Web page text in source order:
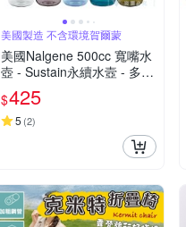
美國製造 不含環境賀爾蒙
美國Nalgene 500cc 寬嘴水
壺 - Sustain永續水壼 - 多色
可選
$425
5 (2)